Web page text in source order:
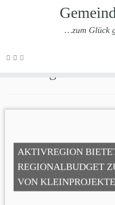
Zum
…zum Glück
AKTIVREGION
REGIONALBUDGET
VON